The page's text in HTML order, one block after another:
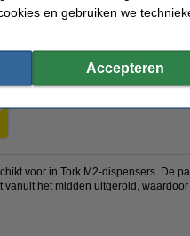
voor in Tork M2-dispensers. De
vanuit het midden uitgerold,
en gebruiken we
Accepteren